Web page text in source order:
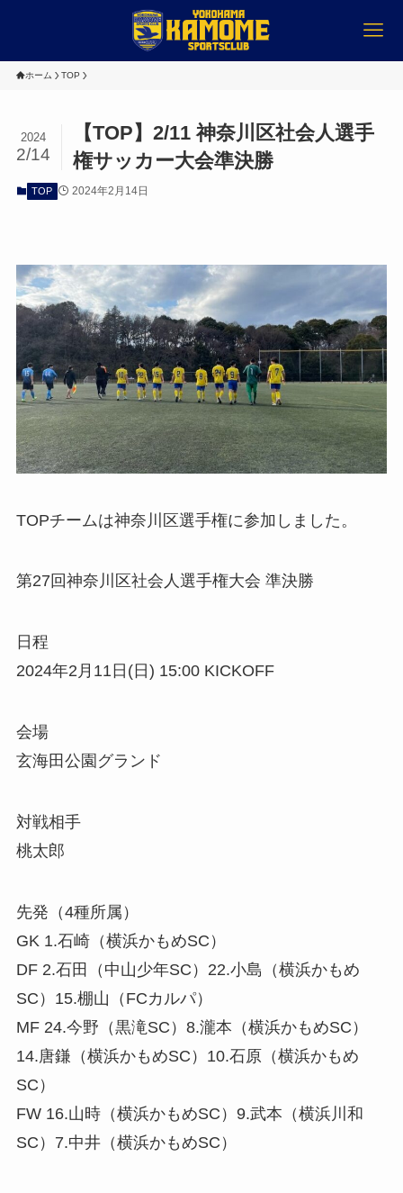
ホーム TOP
【TOP】2/11 神奈川区社会人選手
権サッカー大会準決勝
2024
2/14
TOP 2024年2月14日
TOPチームは神奈川区選手権に参加しました。
第27回神奈川区社会人選手権大会 準決勝
日程
2024年2月11日(日) 15:00 KICKOFF
会場
玄海田公園グランド
対戦相手
桃太郎
先発（4種所属）
GK 1.石崎（横浜かもめSC）
DF 2.石田（中山少年SC）22.小島（横浜かもめ
SC）15.棚山（FCカルパ）
MF 24.今野（黒滝SC）8.瀧本（横浜かもめSC）
14.唐鎌（横浜かもめSC）10.石原（横浜かもめ
SC）
FW 16.山時（横浜かもめSC）9.武本（横浜川和
SC）7.中井（横浜かもめSC）